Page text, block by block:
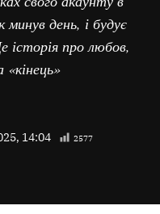
день, і будує
історія про любов,
«кінець»
14:04 2577